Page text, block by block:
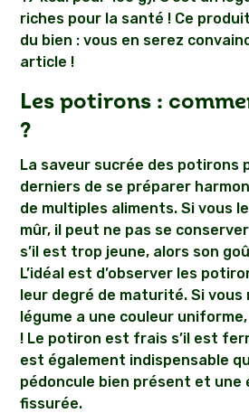
riches pour la santé ! Ce
du bien : vous en serez
article !
Les potirons :
?
La saveur sucrée des potirons
derniers de se préparer
de multiples aliments. Si vous
mûr, il peut ne pas se
s’il est trop jeune, alors son
L’idéal est d’observer les
leur degré de maturité. Si vous
légume a une couleur uniforme,
! Le potiron est frais s’il est
est également indispensable
pédoncule bien présent et une
fissurée.